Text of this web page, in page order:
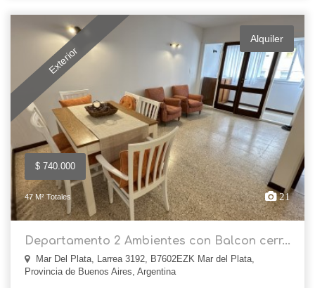
Exterior
Alquiler
$ 740.000
47 M² Totales 21
Departamento 2 Ambientes con Balcon cerr...
Mar Del Plata, Larrea 3192, B7602EZK Mar del Plata,
Provincia de Buenos Aires, Argentina